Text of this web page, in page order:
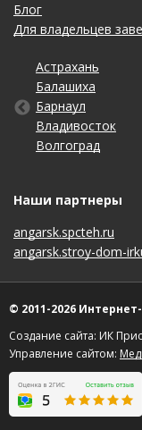
Блог
Для владельцев
Астрахань
Балашиха
Барнаул
Владивосток
Волгоград
Калининград
Кемерово
Киров
Краснодар
Красноярск
Новосибирск
Омск
Оренбург
Пенза
Пермь
Ставрополь
Тольятти
Томск
Тула
Тюмень
Ярославль
Наши партнеры
angarsk.spcteh.ru
angarsk.stroy-dom-
© 2011-2026
Создание сайта: ИК
Управление сайтом: